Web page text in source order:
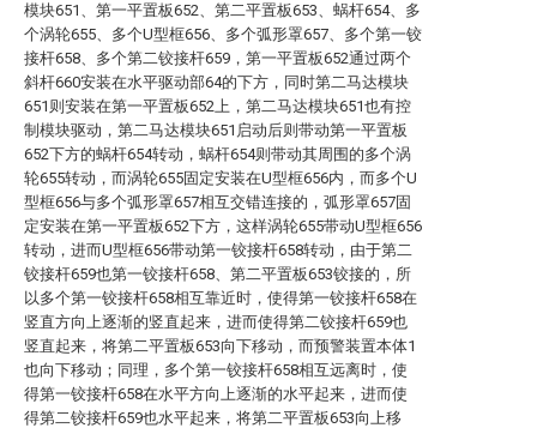
模块651、第一平置板652、第二平置板653、蜗杆654、多
个涡轮655、多个U型框656、多个弧形罩657、多个第一铰
接杆658、多个第二铰接杆659，第一平置板652通过两个
斜杆660安装在水平驱动部64的下方，同时第二马达模块
651则安装在第一平置板652上，第二马达模块651也有控
制模块驱动，第二马达模块651启动后则带动第一平置板
652下方的蜗杆654转动，蜗杆654则带动其周围的多个涡
轮655转动，而涡轮655固定安装在U型框656内，而多个U
型框656与多个弧形罩657相互交错连接的，弧形罩657固
定安装在第一平置板652下方，这样涡轮655带动U型框656
转动，进而U型框656带动第一铰接杆658转动，由于第二
铰接杆659也第一铰接杆658、第二平置板653铰接的，所
以多个第一铰接杆658相互靠近时，使得第一铰接杆658在
竖直方向上逐渐的竖直起来，进而使得第二铰接杆659也
竖直起来，将第二平置板653向下移动，而预警装置本体1
也向下移动；同理，多个第一铰接杆658相互远离时，使
得第一铰接杆658在水平方向上逐渐的水平起来，进而使
得第二铰接杆659也水平起来，将第二平置板653向上移